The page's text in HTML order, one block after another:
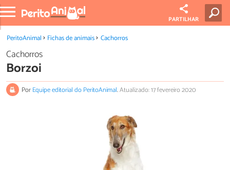
PARTILHAR
PeritoAnimal Fichas de animais Cachorros
Cachorros
Borzoi
PorEquipe editorial do PeritoAnimal.Atualizado: 17 fevereiro 2020